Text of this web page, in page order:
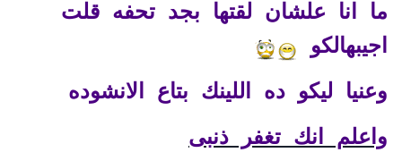
ما انا علشان لقتها بجد تحفه قلت
اجيبهالكو
وعنيا ليكو ده اللينك بتاع الانشوده
واعلم انك تغفر ذنبى